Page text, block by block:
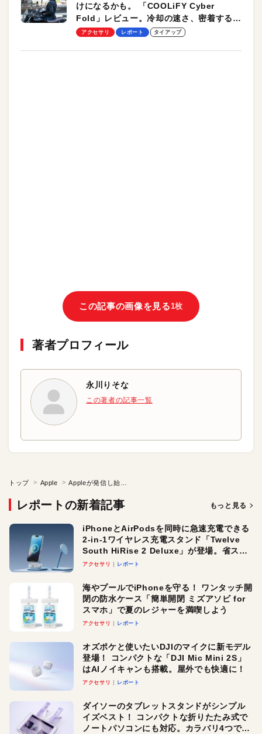
けになるかも。 「COOLiFY Cyber
Fold」レビュー。冷却の速さ、密着する冷
却プレート、シンプルな操作性がグッド！
アクセサリ レポート タイアップ
この記事の画像を見る1枚
著者プロフィール
永川りそな
この著者の記事一覧
トップ Apple
レポートの新着記事 もっと見る
iPhoneとAirPodsを同時に急速充電できる
2-in-1ワイヤレス充電スタンド「Twelve
South HiRise 2 Deluxe」が登場。省スペ
ースでおしゃれに充電したい人にオスス
アクセサリ レポート
海やプールでiPhoneを守る！ ワンタッチ開
閉の防水ケース「簡単開閉 ミズアソビ for
スマホ」で夏のレジャーを満喫しよう
アクセサリ レポート
オズポケと使いたいDJIのマイクに新モデル
登場！ コンパクトな「DJI Mic Mini 2S」
はAIノイキャンも搭載。屋外でも快適に！
アクセサリ レポート
ダイソーのタブレットスタンドがシンプル
イズベスト！ コンパクトな折りたたみ式で
ノートパソコンにも対応。カラバリ4つで選